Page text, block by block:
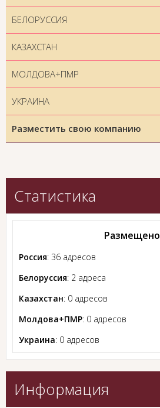
БЕЛОРУССИЯ
КАЗАХСТАН
МОЛДОВА+ПМР
УКРАИНА
Разместить свою компанию
Статистика
Размещено
Россия: 36 адресов
Белоруссия: 2 адреса
Казахстан: 0 адресов
Молдова+ПМР: 0 адресов
Украина: 0 адресов
Информация